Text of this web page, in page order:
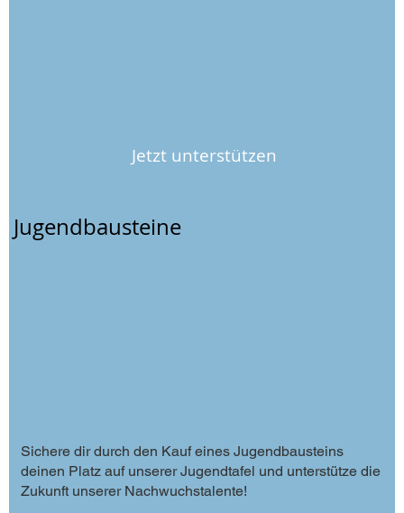
Jetzt unterstützen
Jugendbausteine
Sichere dir durch den Kauf eines Jugendbausteins
deinen Platz auf unserer Jugendtafel und unterstütze die
Zukunft unserer Nachwuchstalente!